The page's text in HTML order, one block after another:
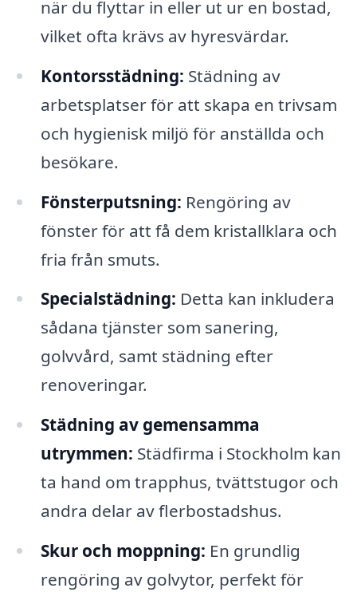
när du flyttar in eller ut ur en bostad,
vilket ofta krävs av hyresvärdar.
Kontorsstädning: Städning av
arbetsplatser för att skapa en trivsam
och hygienisk miljö för anställda och
besökare.
Fönsterputsning: Rengöring av
fönster för att få dem kristallklara och
fria från smuts.
Specialstädning: Detta kan inkludera
sådana tjänster som sanering,
golvvård, samt städning efter
renoveringar.
Städning av gemensamma
utrymmen: Städfirma i Stockholm kan
ta hand om trapphus, tvättstugor och
andra delar av flerbostadshus.
Skur och moppning: En grundlig
rengöring av golvytor, perfekt för